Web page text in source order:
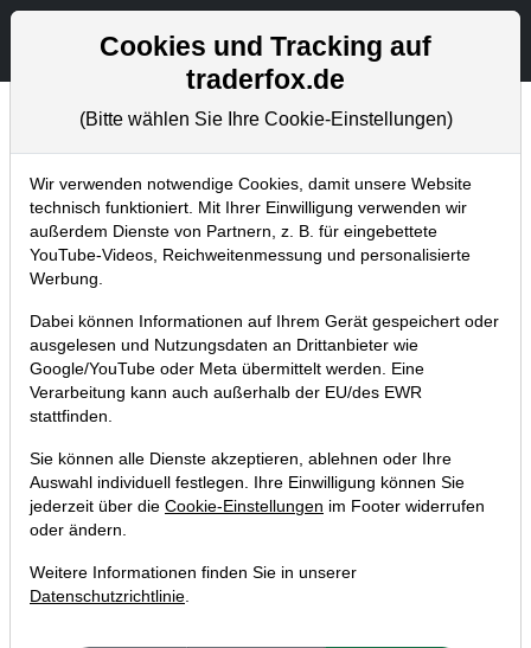
Aktien- und Artikelsuche
Aktuelles
Home Blog Aktuelles
Rabatt auf „TraderFox STRATEGIEN
select“ (derzeit nur 19 €) endet am 19.
Mai um 23:59 Uhr
15.05.2019 um 18:13 Uhr | TraderFox GmbH
Cookies und Tracking auf
traderfox.de
(Bitte wählen Sie Ihre Cookie-Einstellungen)
Wir verwenden notwendige Cookies, damit unsere Website
technisch funktioniert. Mit Ihrer Einwilligung verwenden wir
außerdem Dienste von Partnern, z. B. für eingebettete
YouTube-Videos, Reichweitenmessung und personalisierte
Werbung.
Dabei können Informationen auf Ihrem Gerät gespeichert oder
ausgelesen und Nutzungsdaten an Drittanbieter wie
Google/YouTube oder Meta übermittelt werden. Eine
Verarbeitung kann auch außerhalb der EU/des EWR
stattfinden.
Sie können alle Dienste akzeptieren, ablehnen oder Ihre
Auswahl individuell festlegen. Ihre Einwilligung können Sie
jederzeit über die Cookie-Einstellungen im Footer widerrufen
oder ändern.
Weitere Informationen finden Sie in unserer
Datenschutzrichtlinie.